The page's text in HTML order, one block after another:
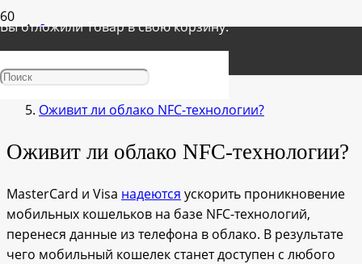
Вы отложилиТоварв свою корзину.
Главная
О продажах и прибыли
Оживит ли облако NFC-технологии?
Оживит ли облако NFC-технологии?
MasterCard и Visa надеются ускорить проникновение
мобильных кошельков на базе NFC-технологий,
перенеся данные из телефона в облако. В результате
чего мобильный кошелек станет доступен с любого